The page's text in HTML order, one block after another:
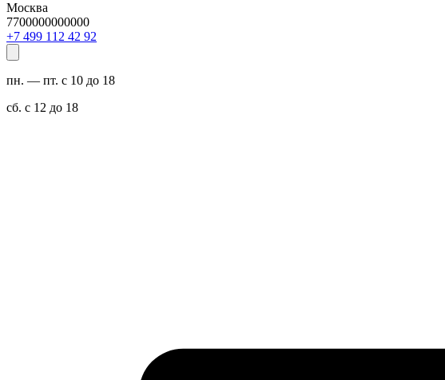
Москва
7700000000000
29 24 211 994 7+
пн. — пт. с 10 до 18
сб. с 12 до 18